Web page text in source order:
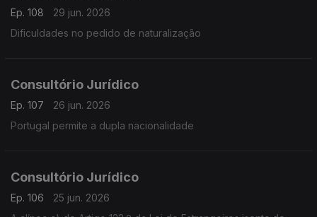
Ep. 108
29 jun. 2026
Dificuldades no pedido de naturalização
Consultório Jurídico
Ep. 107
26 jun. 2026
Portugal permite a dupla nacionalidade
Consultório Jurídico
Ep. 106
25 jun. 2026